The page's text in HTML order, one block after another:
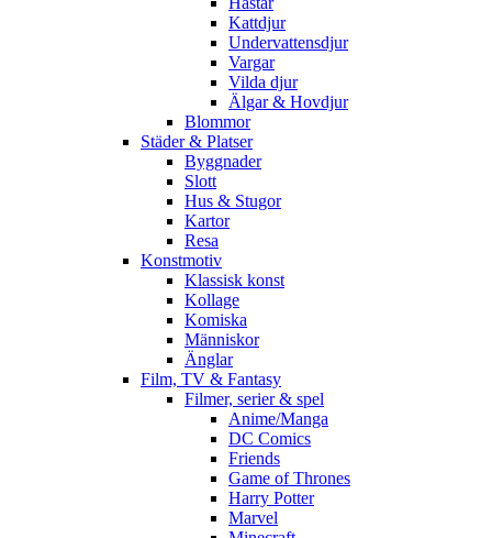
Kattdjur
Undervattensdjur
Vargar
Vilda djur
Älgar & Hovdjur
Blommor
Städer & Platser
Byggnader
Slott
Hus & Stugor
Kartor
Resa
Konstmotiv
Klassisk konst
Kollage
Komiska
Människor
Änglar
Film, TV & Fantasy
Filmer, serier & spel
Anime/Manga
DC Comics
Friends
Game of Thrones
Harry Potter
Marvel